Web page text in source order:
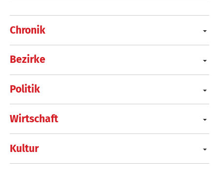
Chronik
Bezirke
Politik
Wirtschaft
Kultur